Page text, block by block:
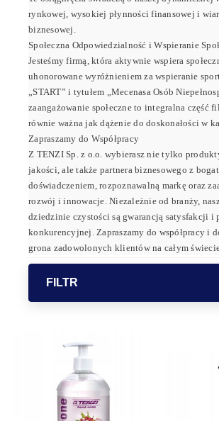
rynkowej, wysokiej płynności finansowej i
biznesowej.
Społeczna Odpowiedzialność i Wspieranie
Jesteśmy firmą, która aktywnie wspiera
uhonorowane wyróżnieniem za wspieranie
„START” i tytułem „Mecenasa Osób
zaangażowanie społeczne to integralna część
równie ważna jak dążenie do doskonałości w
Zapraszamy do Współpracy
Z TENZI Sp. z o.o. wybierasz nie tylko
jakości, ale także partnera biznesowego z
doświadczeniem, rozpoznawalną markę oraz
rozwój i innowacje. Niezależnie od branży,
dziedzinie czystości są gwarancją satysfakcji i
konkurencyjnej. Zapraszamy do współpracy i
grona zadowolonych klientów na całym
FILTR